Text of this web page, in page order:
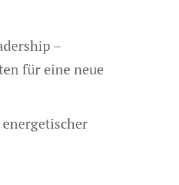
–
für eine neue